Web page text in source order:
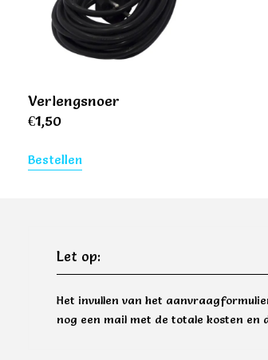
Verlengsnoer
€1,50
Bestellen
Let op:
Het invullen van het
nog een mail met de totale kosten en